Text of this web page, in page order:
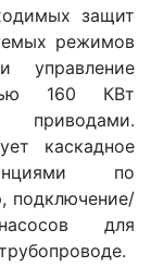
защит
режимов
управление
160 КВт
каскадное
по
подключение/
для